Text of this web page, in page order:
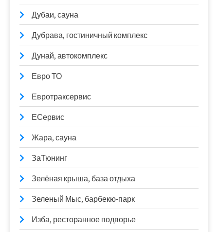
Дубаи, сауна
Дубрава, гостиничный комплекс
Дунай, автокомплекс
Евро ТО
Евротраксервис
ЕСервис
Жара, сауна
ЗаТюнинг
Зелёная крыша, база отдыха
Зеленый Мыс, барбекю-парк
Изба, ресторанное подворье